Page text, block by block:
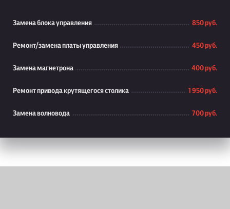
Замена блока управления 850 руб.
Ремонт/замена платы управления 450 руб.
Замена магнетрона 400 руб.
Ремонт привода крутящегося столика 1 950 руб.
Замена волновода 700 руб.